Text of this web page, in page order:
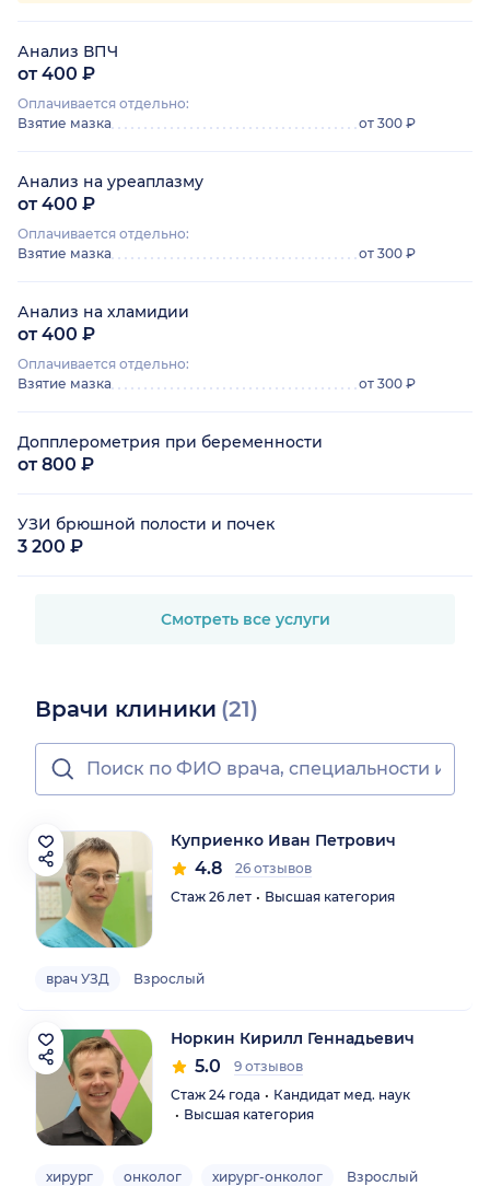
Анализ ВПЧ
от 400 ₽
Оплачивается отдельно:
Взятие мазка
от 300 ₽
Анализ на уреаплазму
от 400 ₽
Оплачивается отдельно:
Взятие мазка
от 300 ₽
Анализ на хламидии
от 400 ₽
Оплачивается отдельно:
Взятие мазка
от 300 ₽
Допплерометрия при беременности
от 800 ₽
УЗИ брюшной полости и почек
3 200 ₽
Смотреть все услуги
Врачи клиники (21)
Куприенко Иван Петрович
4.8
26 отзывов
Стаж 26 лет
Высшая категория
врач УЗД Взрослый
Норкин Кирилл Геннадьевич
5.0
9 отзывов
Стаж 24 года
Кандидат мед. наук
Высшая категория
хирург онколог хирург-онколог Взрослый